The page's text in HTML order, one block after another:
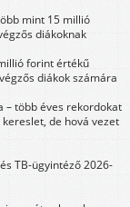
mint 15 millió
diákoknak
forint értékű
diákok számára
– több éves rekordokat
de hová vezet
TB-ügyintéző 2026-